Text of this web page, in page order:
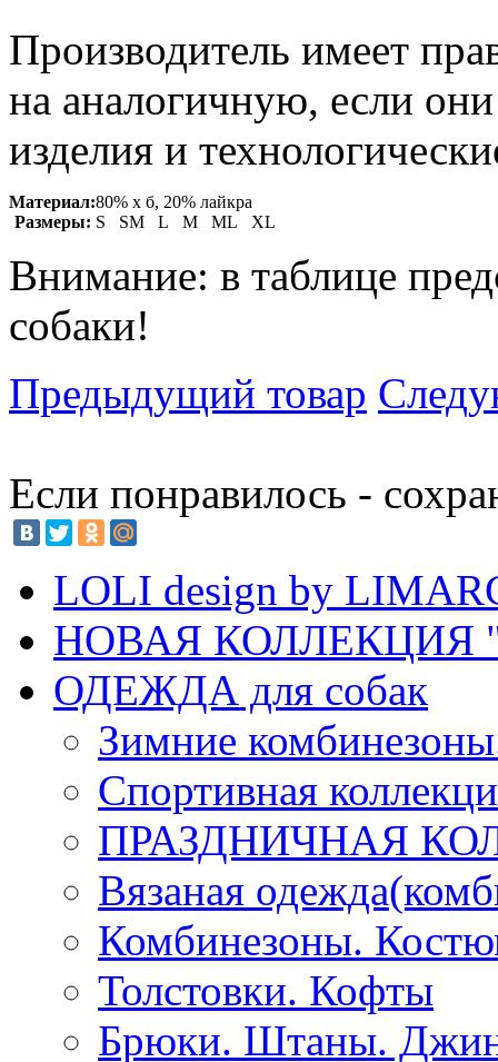
Производитель имеет
на аналогичную, если
изделия и
Материал:80% х б, 20% лайкра
Размеры: S SM L M ML XL
Внимание: в таблице
собаки!
Предыдущий товар
Если понравилось -
LOLI design by
НОВАЯ КОЛЛЕКЦИЯ
ОДЕЖДА для собак
Зимние
Спортивная
ПРАЗДНИЧНАЯ
Вязаная
Комбинезоны.
Толстовки. Кофты
Брюки. Штаны.